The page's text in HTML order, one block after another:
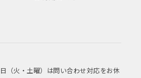
（火・土曜）は問い合わせ対応をお休